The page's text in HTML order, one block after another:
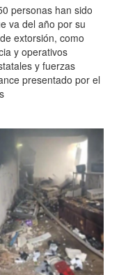
personas han sido
va del año por su
extorsión, como
y operativos
y fuerzas
presentado por el